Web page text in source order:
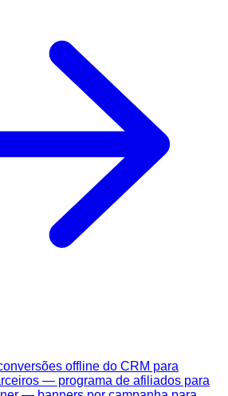
offline do CRM para
— programa de afiliados para